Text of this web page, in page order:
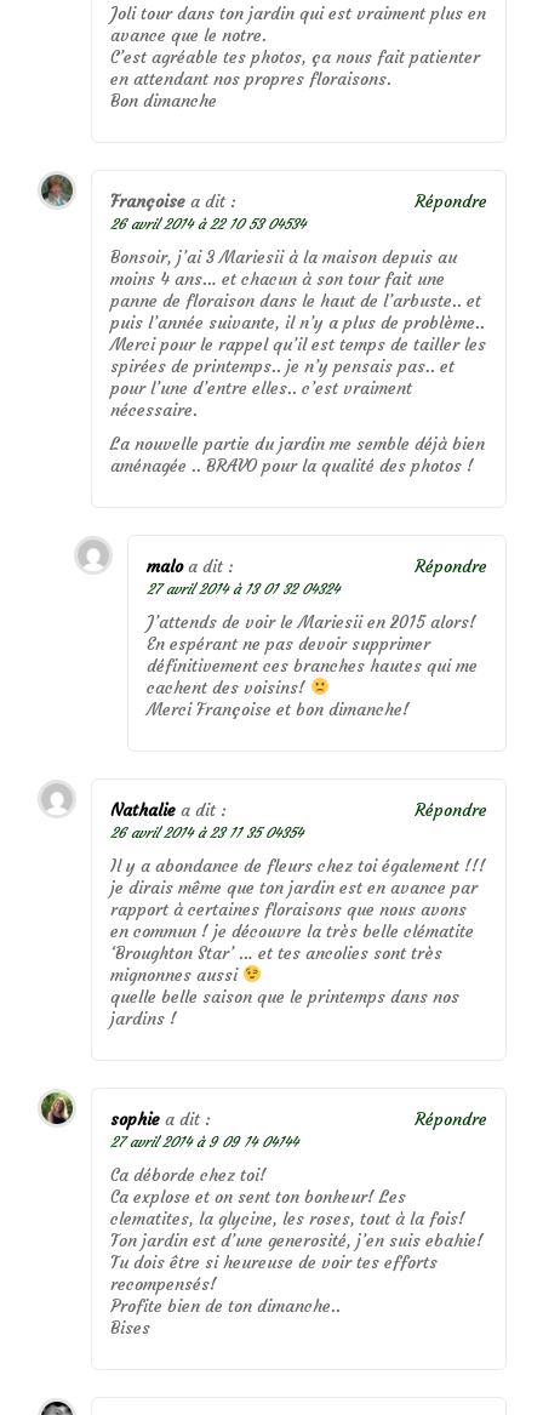
Joli tour dans ton jardin qui est vraiment plus en
avance que le notre.
C’est agréable tes photos, ça nous fait patienter
en attendant nos propres floraisons.
Bon dimanche
Françoise a dit :
26 avril 2014 à 22 10 53 04534
Bonsoir, j’ai 3 Mariesii à la maison depuis au
moins 4 ans… et chacun à son tour fait une
panne de floraison dans le haut de l’arbuste.. et
puis l’année suivante, il n’y a plus de problème..
Merci pour le rappel qu’il est temps de tailler les
spirées de printemps.. je n’y pensais pas.. et
pour l’une d’entre elles.. c’est vraiment
nécessaire.
La nouvelle partie du jardin me semble déjà bien
aménagée .. BRAVO pour la qualité des photos !
Répondre
malo a dit :
27 avril 2014 à 13 01 32 04324
J’attends de voir le Mariesii en 2015 alors!
En espérant ne pas devoir supprimer
définitivement ces branches hautes qui me
cachent des voisins!
Merci Françoise et bon dimanche!
Répondre
Nathalie a dit :
26 avril 2014 à 23 11 35 04354
Il y a abondance de fleurs chez toi également !!!
je dirais même que ton jardin est en avance par
rapport à certaines floraisons que nous avons
en commun ! je découvre la très belle clématite
‘Broughton Star’ … et tes ancolies sont très
mignonnes aussi
quelle belle saison que le printemps dans nos
jardins !
Répondre
sophie a dit :
27 avril 2014 à 9 09 14 04144
Ca déborde chez toi!
Ca explose et on sent ton bonheur! Les
clematites, la glycine, les roses, tout à la fois!
Ton jardin est d’une generosité, j’en suis ebahie!
Tu dois être si heureuse de voir tes efforts
recompensés!
Profite bien de ton dimanche..
Bises
Répondre